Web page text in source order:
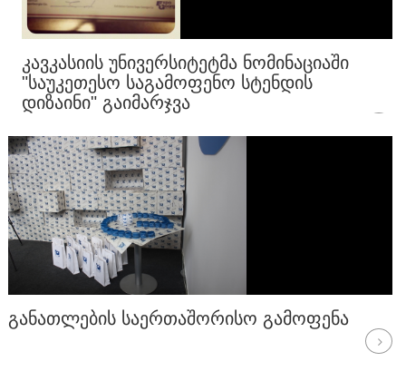
ᲙᲐᲕᲙᲐᲡᲘᲘᲡ ᲣᲜᲘᲕᲔᲠᲡᲘᲢᲔᲢᲛᲐ ᲜᲝᲛᲘᲜᲐᲪᲘᲐᲨᲘ
"ᲡᲐᲣᲙᲔᲗᲔᲡᲝ ᲡᲐᲒᲐᲛᲝᲤᲔᲜᲝ ᲡᲢᲔᲜᲓᲘᲡ
ᲓᲘᲖᲐᲘᲜᲘ" ᲒᲐᲘᲛᲐᲠᲯᲕᲐ
ᲒᲐᲜᲐᲗᲚᲔᲑᲘᲡ ᲡᲐᲔᲠᲗᲐᲨᲝᲠᲘᲡᲝ ᲒᲐᲛᲝᲤᲔᲜᲐ